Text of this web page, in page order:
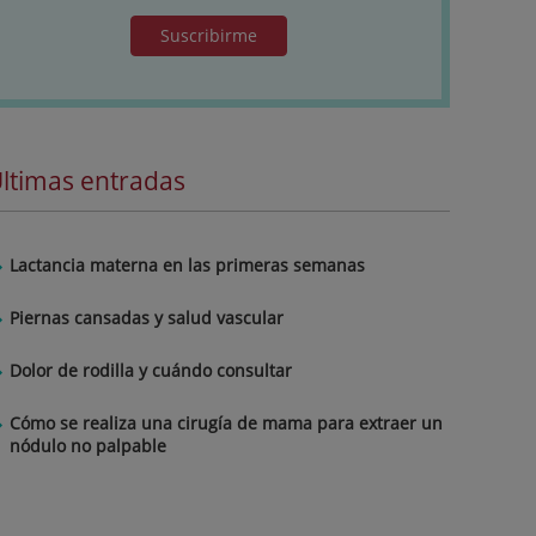
Suscribirme
entradas
Lactancia materna en las primeras semanas
Piernas cansadas y salud vascular
Dolor de rodilla y cuándo consultar
Cómo se realiza una cirugía de mama para extraer un
nódulo no palpable